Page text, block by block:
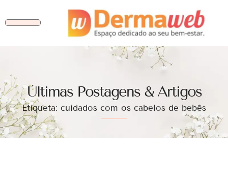
Ùltimas Postagens & Artigos
Etiqueta: cuidados com os cabelos de bebês